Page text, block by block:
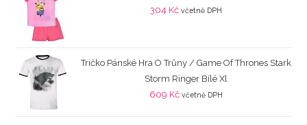
304 Kč včetně DPH
Tričko Pánské Hra O Trůny / Game Of Thrones Stark
Storm Ringer Bílé Xl
609 Kč včetně DPH